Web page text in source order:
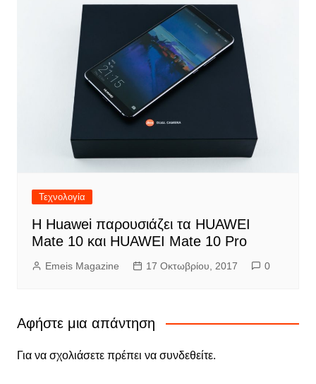
Τεχνολογία
Η Huawei παρουσιάζει τα HUAWEI
Mate 10 και HUAWEI Mate 10 Pro
Emeis Magazine 17 Οκτωβρίου, 2017 0
Αφήστε μια απάντηση
Για να σχολιάσετε πρέπει να συνδεθείτε.